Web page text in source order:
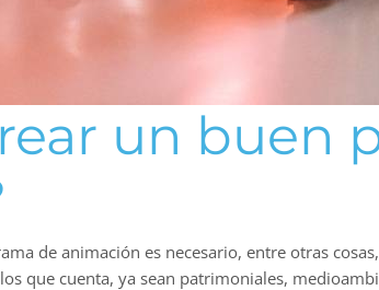
un buen
de animación es necesario, entre otras
que cuenta, ya sean patrimoniales,